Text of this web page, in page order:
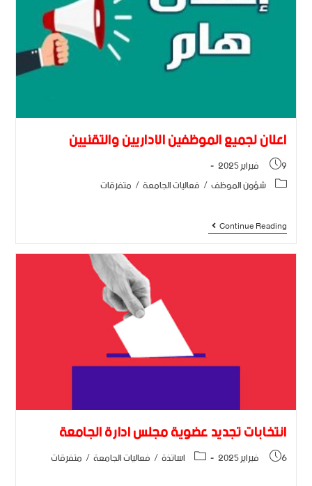
اعلان لجميع الموظفين الإداريين والتقنيين
9 فبراير 2025
شؤون الموظف/ فعاليات الجامعة/ متفرقات
Continue Reading
انتخابات تجديد عضوية مجلس ادارة الجامعة
6 فبراير 2025 اساتذة/ فعاليات الجامعة/ متفرقات